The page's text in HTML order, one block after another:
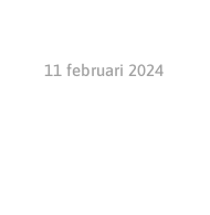
11 februari 2024